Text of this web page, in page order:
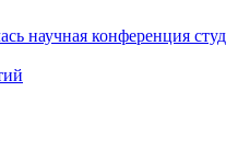
научная конференция